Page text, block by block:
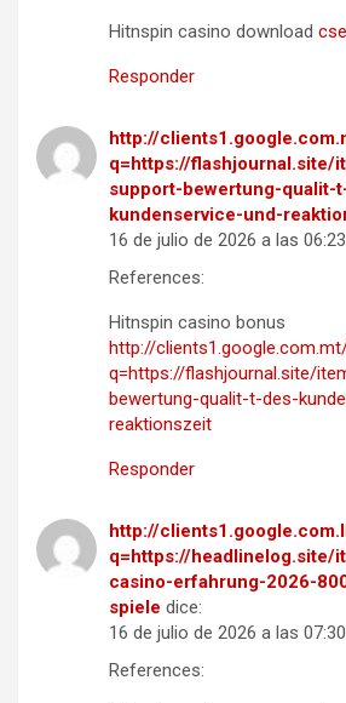
Hitnspin casino download
Responder
http://
q=https://flashjournal.site/
support-bewertung-qualit-
kundenservice-und-
16 de julio de 2026 a las 06:23
References:
Hitnspin casino bonus
http://
q=https://flashjournal.site/
bewertung-qualit-t-des-
reaktionszeit
Responder
http://
q=https://headlinelog.site/
casino-erfahrung-2026-
spiele dice:
16 de julio de 2026 a las 07:30
References: